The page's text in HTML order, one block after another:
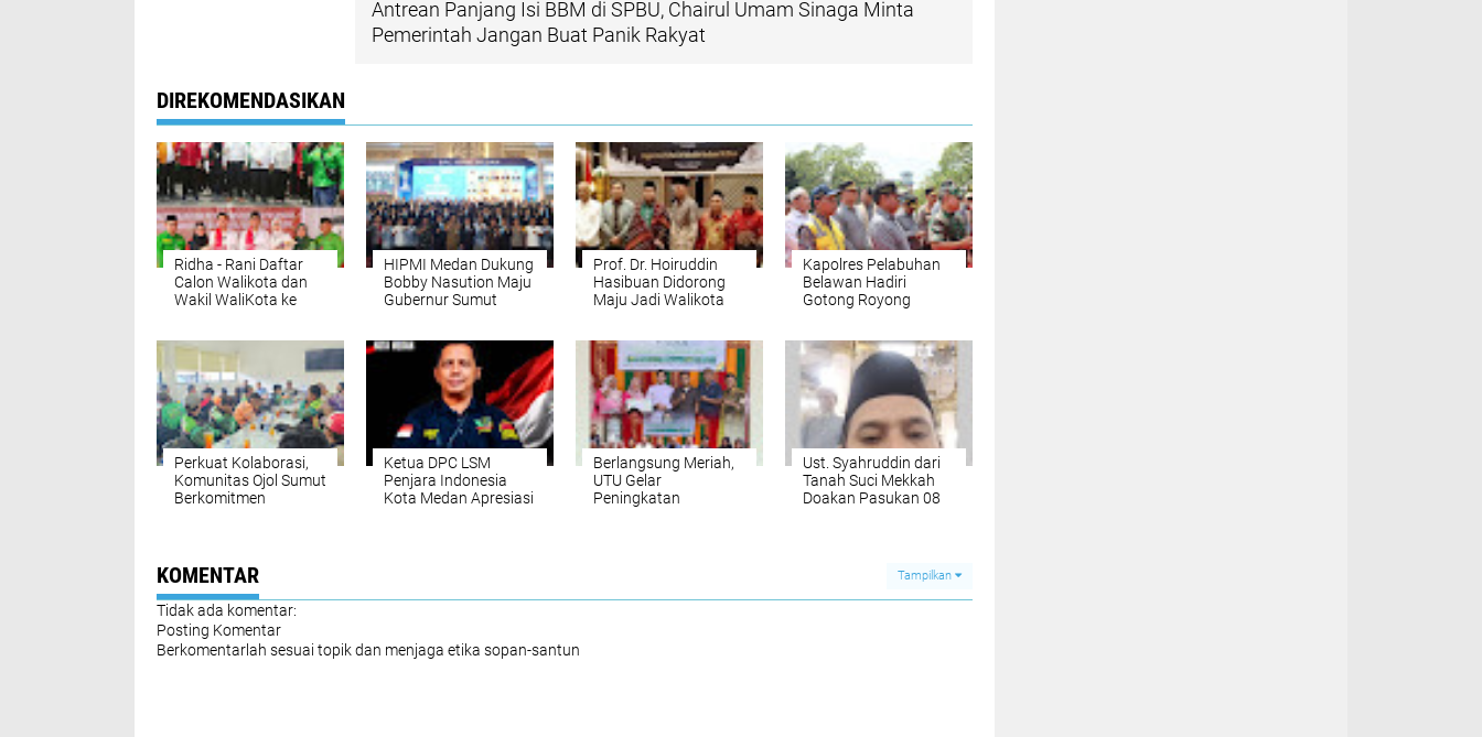
Antrean Panjang Isi BBM di SPBU, Chairul Umam Sinaga Minta
Pemerintah Jangan Buat Panik Rakyat
DIREKOMENDASIKAN
Ridha - Rani Daftar
Calon Walikota dan
Wakil WaliKota ke
HIPMI Medan Dukung
Bobby Nasution Maju
Gubernur Sumut
Prof. Dr. Hoiruddin
Hasibuan Didorong
Maju Jadi Walikota
Kapolres Pelabuhan
Belawan Hadiri
Gotong Royong
Walikota Medan
Perkuat Kolaborasi,
Komunitas Ojol Sumut
Berkomitmen
Ketua DPC LSM
Penjara Indonesia
Kota Medan Apresiasi
Berlangsung Meriah,
UTU Gelar
Peningkatan
Ust. Syahruddin dari
Tanah Suci Mekkah
Doakan Pasukan 08
KOMENTAR Tampilkan
Tidak ada komentar:
Posting Komentar
Berkomentarlah sesuai topik dan menjaga etika sopan-santun